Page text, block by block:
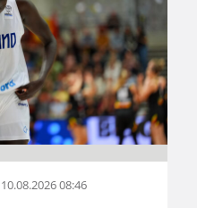
10.08.2026 08:46